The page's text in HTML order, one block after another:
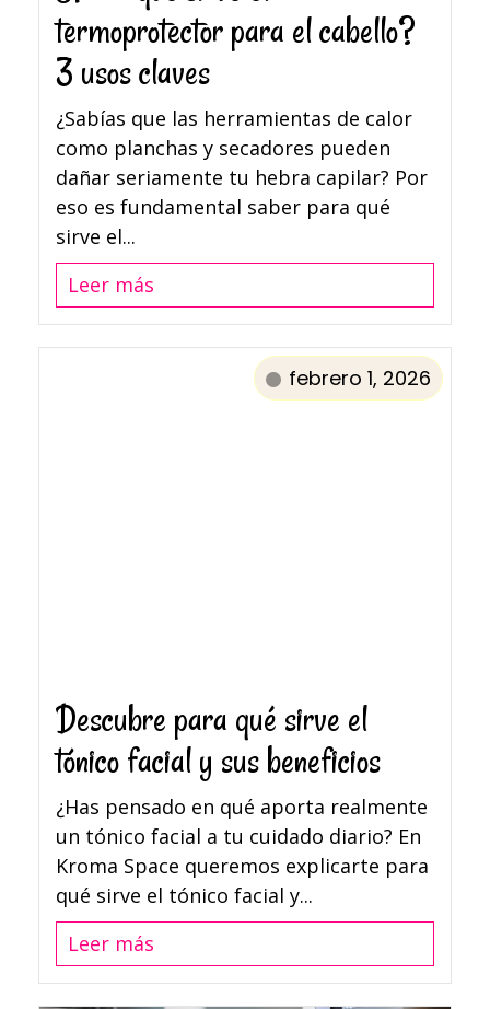
termoprotector para el cabello?
3 usos claves
¿Sabías que las herramientas de calor
como planchas y secadores pueden
dañar seriamente tu hebra capilar? Por
eso es fundamental saber para qué
sirve el...
Leer más
Descubre para qué sirve el
tónico facial y sus beneficios
febrero 1, 2026
¿Has pensado en qué aporta realmente
un tónico facial a tu cuidado diario? En
Kroma Space queremos explicarte para
qué sirve el tónico facial y...
Leer más